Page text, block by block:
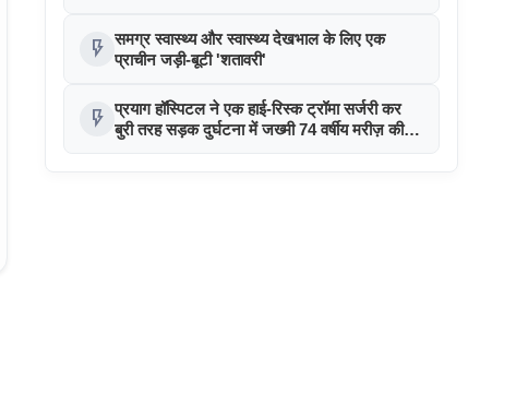
flash_on समग्र स्वास्थ्य और स्वास्थ्य देखभाल के लिए एक
प्राचीन जड़ी-बूटी 'शतावरी'
flash_on प्रयाग हॉस्पिटल ने एक हाई-रिस्क ट्रॉमा सर्जरी कर
बुरी तरह सड़क दुर्घटना में जख्मी 74 वर्षीय मरीज़ की